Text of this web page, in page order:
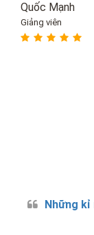
Quốc Mạnh
Giảng viên
Những